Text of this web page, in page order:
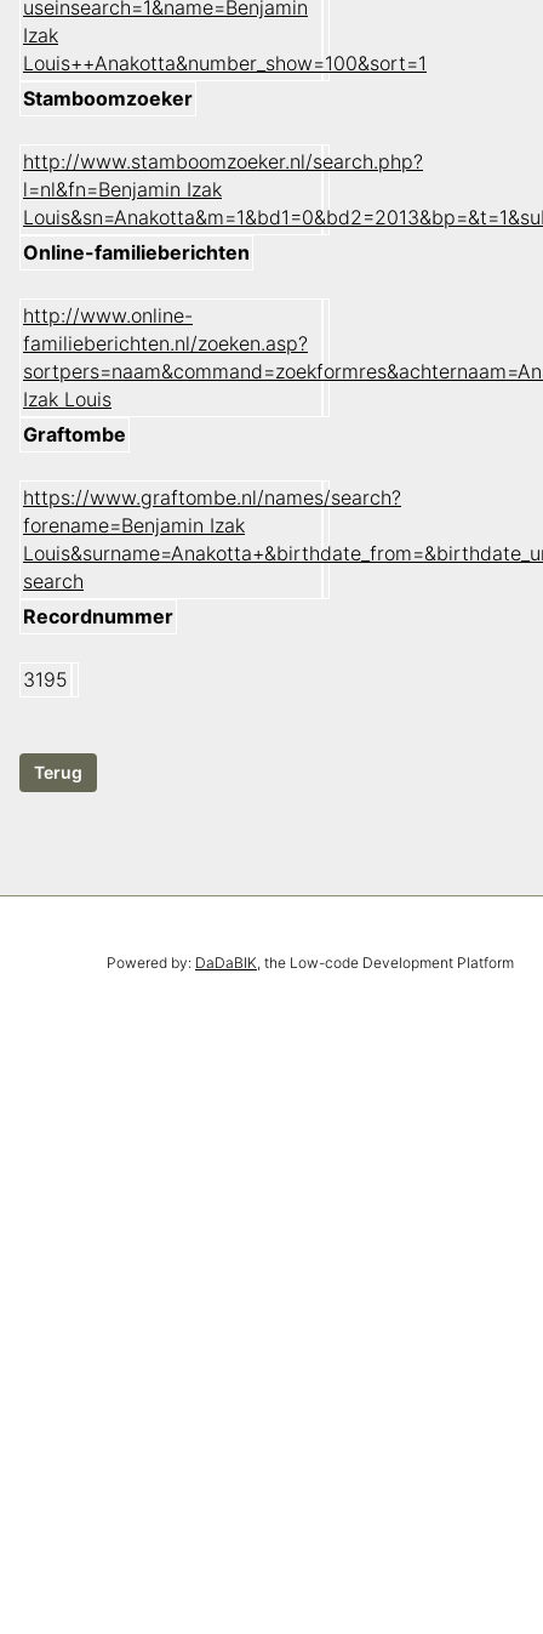
useinsearch=1&name=Benjamin
Izak
Louis++Anakotta&number_show=100&sort=1
Stamboomzoeker
http://www.stamboomzoeker.nl/search.php?
l=nl&fn=Benjamin Izak
Online-familieberichten
http://www.online-
familieberichten.nl/zoeken.asp?
Izak Louis
Graftombe
https://www.graftombe.nl/names/search?
forename=Benjamin Izak
search
Recordnummer
3195
Powered by: DaDaBIK, the Low-code Development Platform